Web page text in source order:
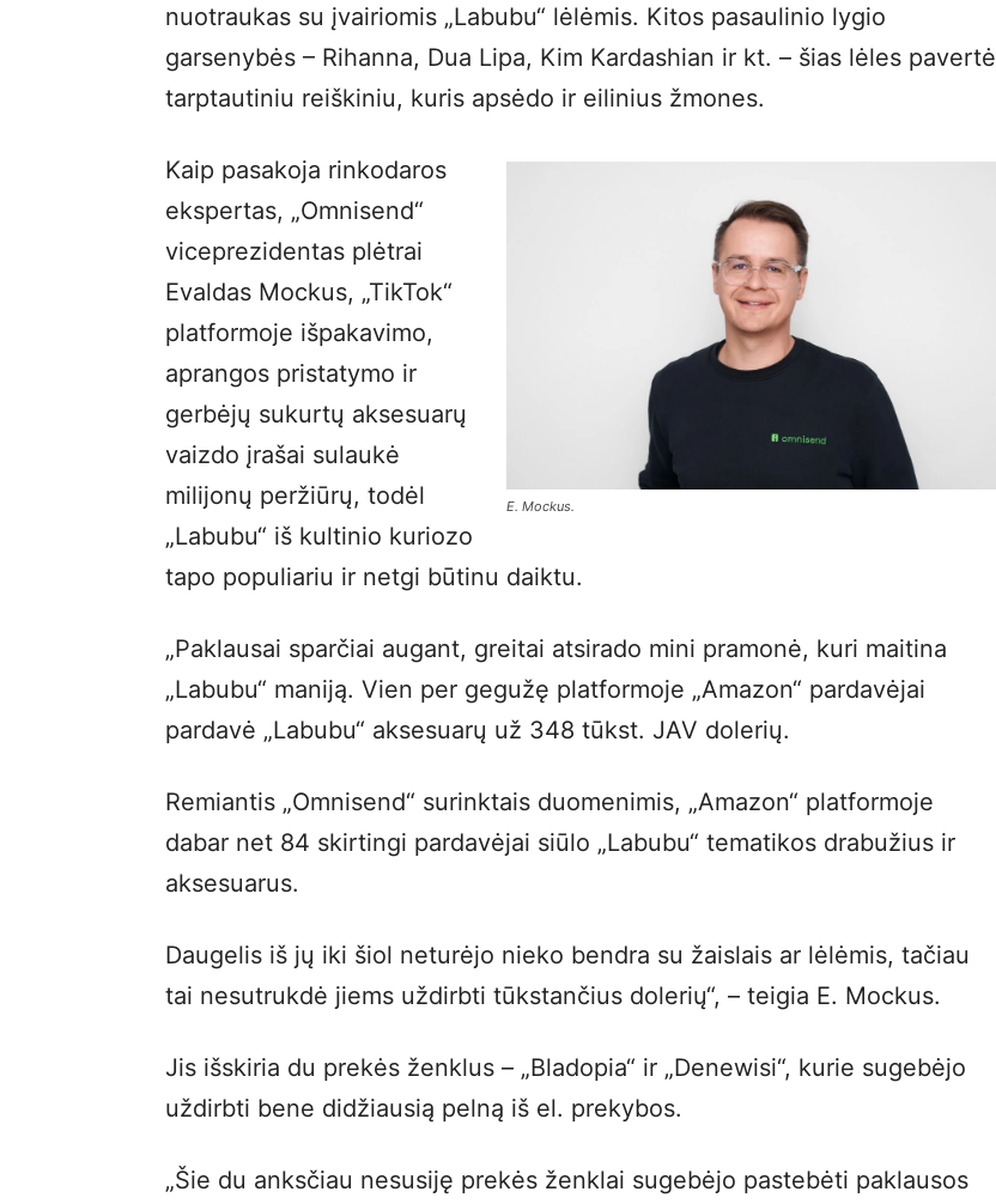
nuotraukas su įvairiomis „Labubu“ lėlėmis. Kitos pasaulinio lygio
garsenybės – Rihanna, Dua Lipa, Kim Kardashian ir kt. – šias lėles pavertė
tarptautiniu reiškiniu, kuris apsėdo ir eilinius žmones.
E. Mockus.
Kaip pasakoja rinkodaros
ekspertas, „Omnisend“
viceprezidentas plėtrai
Evaldas Mockus, „TikTok“
platformoje išpakavimo,
aprangos pristatymo ir
gerbėjų sukurtų aksesuarų
vaizdo įrašai sulaukė
milijonų peržiūrų, todėl
„Labubu“ iš kultinio kuriozo
tapo populiariu ir netgi būtinu daiktu.
„Paklausai sparčiai augant, greitai atsirado mini pramonė, kuri maitina
„Labubu“ maniją. Vien per gegužę platformoje „Amazon“ pardavėjai
pardavė „Labubu“ aksesuarų už 348 tūkst. JAV dolerių.
Remiantis „Omnisend“ surinktais duomenimis, „Amazon“ platformoje
dabar net 84 skirtingi pardavėjai siūlo „Labubu“ tematikos drabužius ir
aksesuarus.
Daugelis iš jų iki šiol neturėjo nieko bendra su žaislais ar lėlėmis, tačiau
tai nesutrukdė jiems uždirbti tūkstančius dolerių“, – teigia E. Mockus.
Jis išskiria du prekės ženklus – „Bladopia“ ir „Denewisi“, kurie sugebėjo
uždirbti bene didžiausią pelną iš el. prekybos.
„Šie du anksčiau nesusiję prekės ženklai sugebėjo pastebėti paklausos